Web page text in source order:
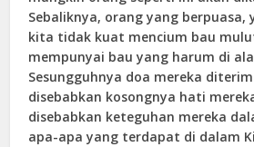
Sebaliknya, orang yang berpuasa,
kita tidak kuat mencium bau
mempunyai bau yang harum di
Sesungguhnya doa mereka
disebabkan kosongnya hati
disebabkan keteguhan mereka
apa-apa yang terdapat di dalam